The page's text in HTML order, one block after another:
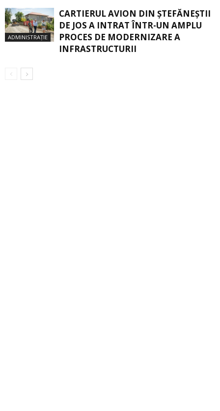
ADMINISTRAȚIE
CARTIERUL AVION DIN ŞTEFĂNEŞTII
DE JOS A INTRAT ÎNTR-UN AMPLU
PROCES DE MODERNIZARE A
INFRASTRUCTURII